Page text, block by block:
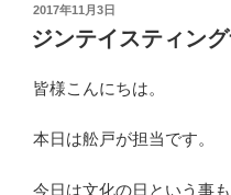
投
稿
日:
2017年11月3日
ジンテイスティン
皆様こんにちは。
本日は舩戸が担当です。
今日は文化の日という事